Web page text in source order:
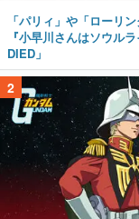
「パリィ」や「ローリ
『小早川さんはソウル
DIED」
2